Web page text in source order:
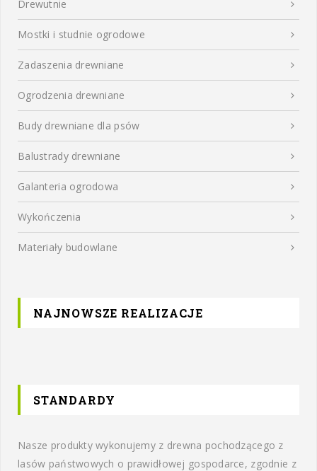
Drewutnie
Mostki i studnie ogrodowe
Zadaszenia drewniane
Ogrodzenia drewniane
Budy drewniane dla psów
Balustrady drewniane
Galanteria ogrodowa
Wykończenia
Materiały budowlane
NAJNOWSZE REALIZACJE
STANDARDY
Nasze produkty wykonujemy z drewna pochodzącego z
lasów państwowych o prawidłowej gospodarce, zgodnie z